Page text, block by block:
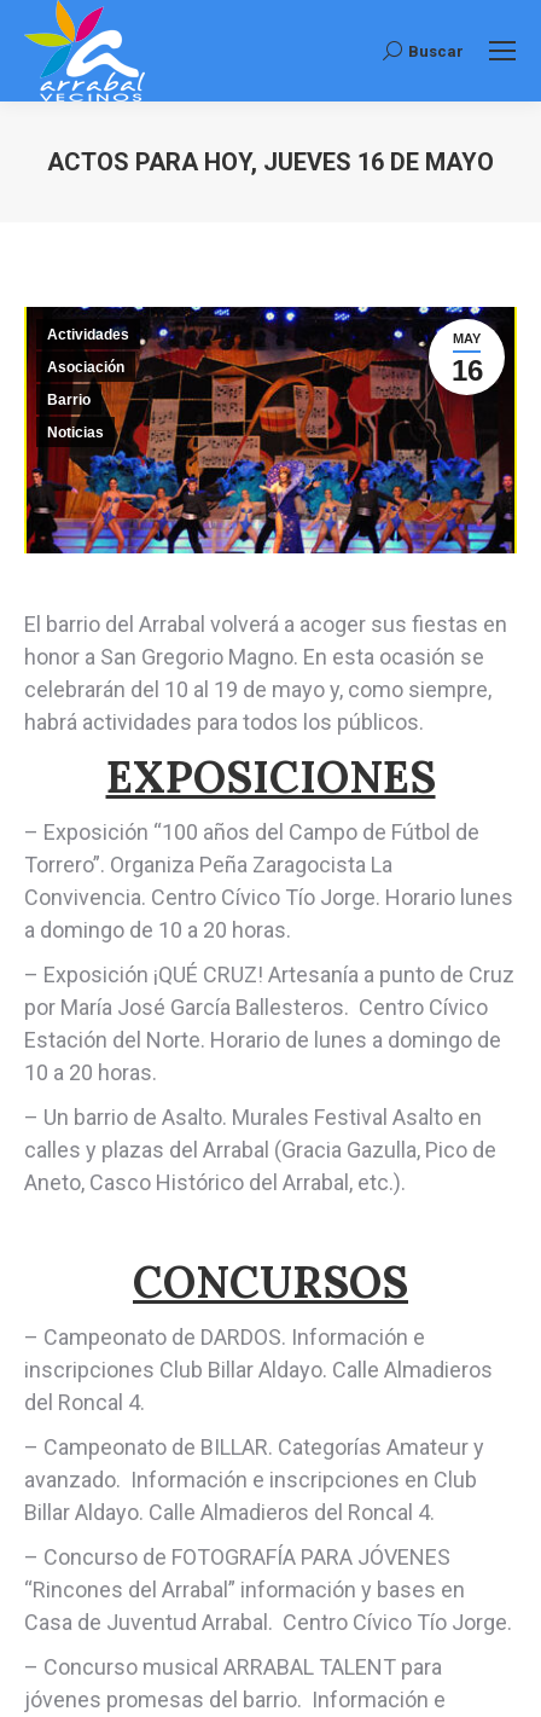
Buscar:
Buscar
ACTOS PARA HOY, JUEVES 16 DE MAYO
MAY
16
Actividades
Asociación
Barrio
Noticias
El barrio del Arrabal volverá a acoger sus fiestas en
honor a San Gregorio Magno. En esta ocasión se
celebrarán del 10 al 19 de mayo y, como siempre,
habrá actividades para todos los públicos.
EXPOSICIONES
– Exposición “100 años del Campo de Fútbol de
Torrero”. Organiza Peña Zaragocista La
Convivencia. Centro Cívico Tío Jorge. Horario lunes
a domingo de 10 a 20 horas.
– Exposición ¡QUÉ CRUZ! Artesanía a punto de Cruz
por María José García Ballesteros. Centro Cívico
Estación del Norte. Horario de lunes a domingo de
10 a 20 horas.
– Un barrio de Asalto. Murales Festival Asalto en
calles y plazas del Arrabal (Gracia Gazulla, Pico de
Aneto, Casco Histórico del Arrabal, etc.).
CONCURSOS
– Campeonato de DARDOS. Información e
inscripciones Club Billar Aldayo. Calle Almadieros
del Roncal 4.
– Campeonato de BILLAR. Categorías Amateur y
avanzado. Información e inscripciones en Club
Billar Aldayo. Calle Almadieros del Roncal 4.
– Concurso de FOTOGRAFÍA PARA JÓVENES
“Rincones del Arrabal” información y bases en
Casa de Juventud Arrabal. Centro Cívico Tío Jorge.
– Concurso musical ARRABAL TALENT para
jóvenes promesas del barrio. Información e